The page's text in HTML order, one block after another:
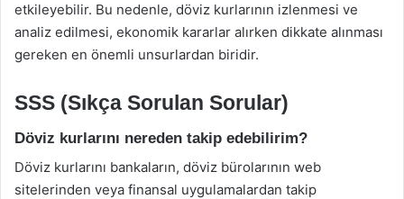
etkileyebilir. Bu nedenle, döviz kurlarının izlenmesi ve
analiz edilmesi, ekonomik kararlar alırken dikkate alınması
gereken en önemli unsurlardan biridir.
SSS (Sıkça Sorulan Sorular)
Döviz kurlarını nereden takip edebilirim?
Döviz kurlarını bankaların, döviz bürolarının web
sitelerinden veya finansal uygulamalardan takip